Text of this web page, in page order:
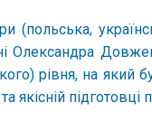
(польська,
Олександра
рівня, на який
якісній